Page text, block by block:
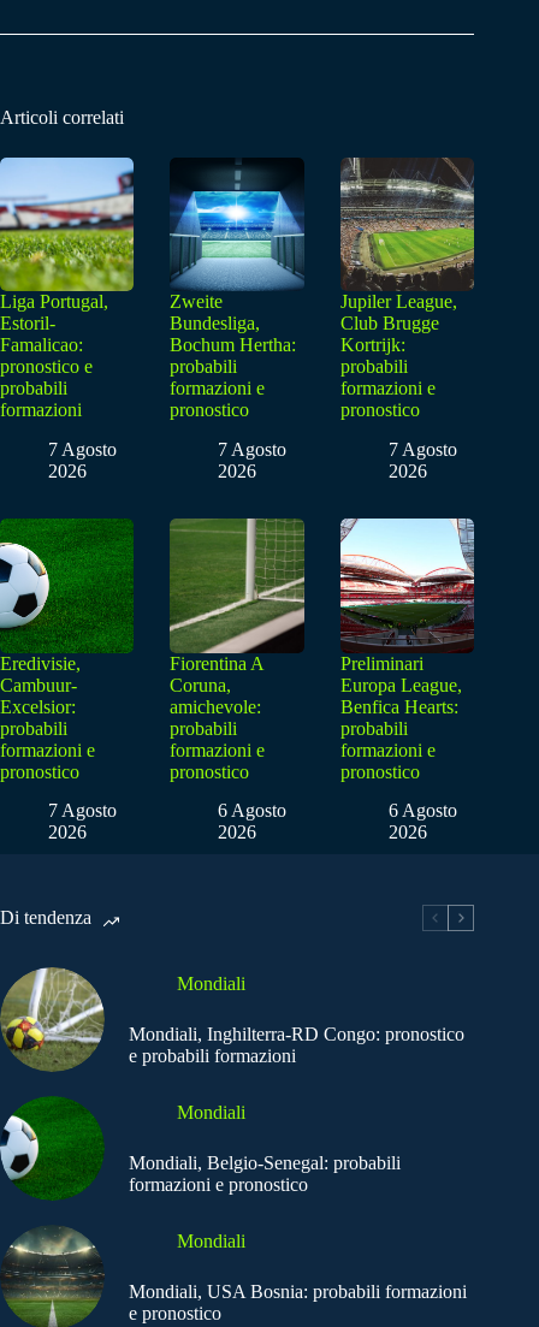
Articoli correlati
Liga Portugal,
Estoril-
Famalicao:
pronostico e
probabili
formazioni
7 Agosto
2026
Zweite
Bundesliga,
Bochum Hertha:
probabili
formazioni e
pronostico
7 Agosto
2026
Jupiler League,
Club Brugge
Kortrijk:
probabili
formazioni e
pronostico
7 Agosto
2026
Eredivisie,
Cambuur-
Excelsior:
probabili
formazioni e
pronostico
7 Agosto
2026
Fiorentina A
Coruna,
amichevole:
probabili
formazioni e
pronostico
6 Agosto
2026
Preliminari
Europa League,
Benfica Hearts:
probabili
formazioni e
pronostico
6 Agosto
2026
Di tendenza
Mondiali
Mondiali, Inghilterra-RD Congo: pronostico
e probabili formazioni
Mondiali
Mondiali, Belgio-Senegal: probabili
formazioni e pronostico
Mondiali
Mondiali, USA Bosnia: probabili formazioni
e pronostico